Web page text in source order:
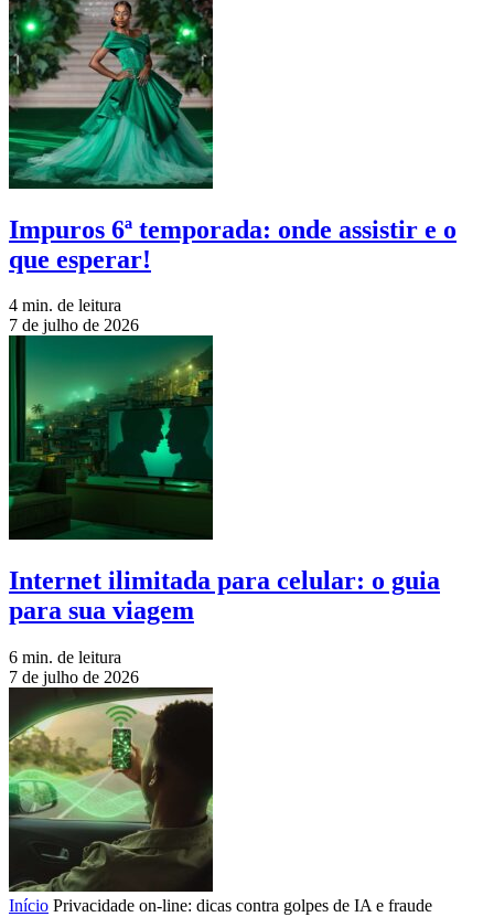
Impuros 6ª temporada: onde assistir e o
que esperar!
4 min. de leitura
7 de julho de 2026
Internet ilimitada para celular: o guia
para sua viagem
6 min. de leitura
7 de julho de 2026
Início Privacidade on-line: dicas contra golpes de IA e fraude